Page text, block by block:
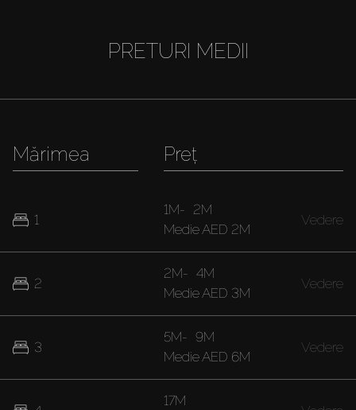
PRETURI MEDII
Mărimea
1
2
3
Preț
1M- 2M
MedieAED 2M
Vedere
2M- 4M
MedieAED 3M
Vedere
5M- 9M
MedieAED 6M
Vedere
17M